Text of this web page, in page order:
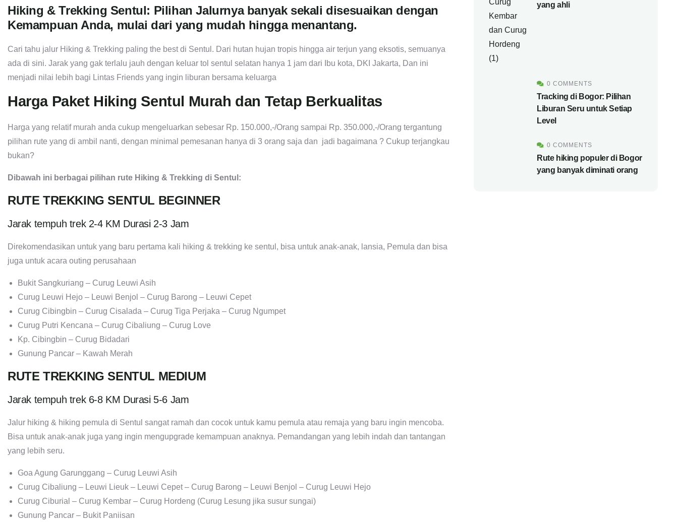
Hiking & Trekking Sentul: Pilihan Jalurnya banyak sekali disesuaikan dengan
Kemampuan Anda, mulai dari yang mudah hingga menantang.
Cari tahu jalur Hiking & Trekking paling the best di Sentul. Dari hutan hujan tropis hingga air terjun yang eksotis, semuanya
ada di sini. Jarak yang gak terlalu jauh dengan keluar tol sentul selatan hanya 1 jam dari Ibu kota, DKI Jakarta, Dan ini
menjadi nilai lebih bagi Lintas Friends yang ingin liburan bersama keluarga
Harga Paket Hiking Sentul Murah dan Tetap Berkualitas
Harga yang relatif murah anda cukup mengeluarkan sebesar Rp. 150.000,-/Orang sampai Rp. 350.000,-/Orang tergantung
pilihan rute yang di ambil nanti, dengan minimal pemesanan hanya di 3 orang saja dan jadi bagaimana ? Cukup terjangkau
bukan?
Dibawah ini berbagai pilihan rute Hiking & Trekking di Sentul:
RUTE TREKKING SENTUL BEGINNER
Jarak tempuh trek 2-4 KM Durasi 2-3 Jam
Direkomendasikan untuk yang baru pertama kali hiking & trekking ke sentul, bisa untuk anak-anak, lansia, Pemula dan bisa
juga untuk acara outing perusahaan
Bukit Sangkuriang – Curug Leuwi Asih
Curug Leuwi Hejo – Leuwi Benjol – Curug Barong – Leuwi Cepet
Curug Cibingbin – Curug Cisalada – Curug Tiga Perjaka – Curug Ngumpet
Curug Putri Kencana – Curug Cibaliung – Curug Love
Kp. Cibingbin – Curug Bidadari
Gunung Pancar – Kawah Merah
RUTE TREKKING SENTUL MEDIUM
Jarak tempuh trek 6-8 KM Durasi 5-6 Jam
Jalur hiking & hiking pemula di Sentul sangat ramah dan cocok untuk kamu pemula atau remaja yang baru ingin mencoba.
Bisa untuk anak-anak juga yang ingin mengupgrade kemampuan anaknya. Pemandangan yang lebih indah dan tantangan
yang lebih seru.
Goa Agung Garunggang – Curug Leuwi Asih
Curug Cibaliung – Leuwi Lieuk – Leuwi Cepet – Curug Barong – Leuwi Benjol – Curug Leuwi Hejo
Curug Ciburial – Curug Kembar – Curug Hordeng (Curug Lesung jika susur sungai)
Gunung Pancar – Bukit Paniisan
yang ahli
0 COMMENTS
Tracking di Bogor: Pilihan
Liburan Seru untuk Setiap
Level
0 COMMENTS
Rute hiking populer di Bogor
yang banyak diminati orang